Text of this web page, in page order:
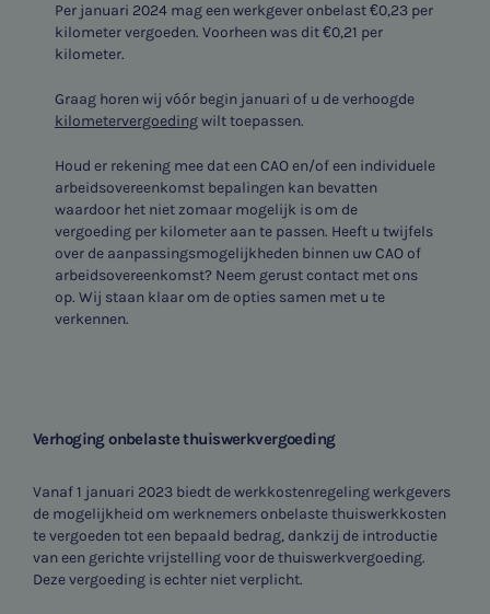
SNEL UW ANTWOORD VINDEN
Zonder gedoe
Typ hieronder uw zoekterm
Per januari 2024 mag een werkgever onbelast €0,23 per
kilometer vergoeden. Voorheen was dit €0,21 per
kilometer.
Graag horen wij vóór begin januari of u de verhoogde
kilometervergoedingwilt toepassen.
Houd er rekening mee dat een CAO en/of een individuele
arbeidsovereenkomst bepalingen kan bevatten
waardoor het niet zomaar mogelijk is om de
vergoeding per kilometer aan te passen. Heeft u twijfels
over de aanpassingsmogelijkheden binnen uw CAO of
arbeidsovereenkomst? Neem gerust contact met ons
op. Wij staan klaar om de opties samen met u te
verkennen.
Verhoging onbelaste thuiswerkvergoeding
Vanaf 1 januari 2023 biedt de werkkostenregeling werkgevers
de mogelijkheid om werknemers onbelaste thuiswerkkosten
te vergoeden tot een bepaald bedrag, dankzij de introductie
van een gerichte vrijstelling voor de thuiswerkvergoeding.
Deze vergoeding is echter niet verplicht.